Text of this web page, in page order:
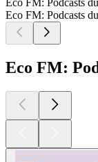
Eco FM: Podcasts
Eco FM: Podcasts
Eco FM: